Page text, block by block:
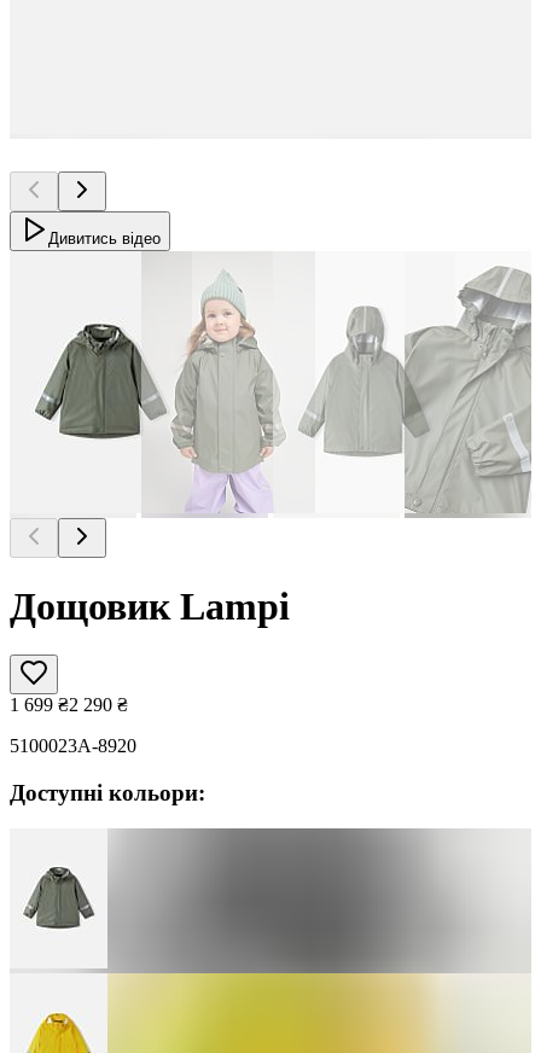
Дивитись відео
Дощовик Lampi
1 699 ₴2 290 ₴
5100023A-8920
Доступні кольори: